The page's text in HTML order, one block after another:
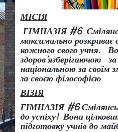
МІСІЯ
ГІМНАЗІЯ #6
максимально розкриває
кожного свого учня.
здоров’язберігаючою
національною за своїм
за своєю філософією
ВІЗІЯ
ГІМНАЗІЯ #6
до успіху! Вона
підготовку учнів до